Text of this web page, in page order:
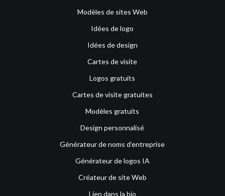
Modèles de sites Web
Idées de logo
Idées de design
Cartes de visite
Logos gratuits
Cartes de visite gratuites
Modèles gratuits
Design personnalisé
Générateur de noms d’entreprise
Générateur de logos IA
Créateur de site Web
Lien dans la bio